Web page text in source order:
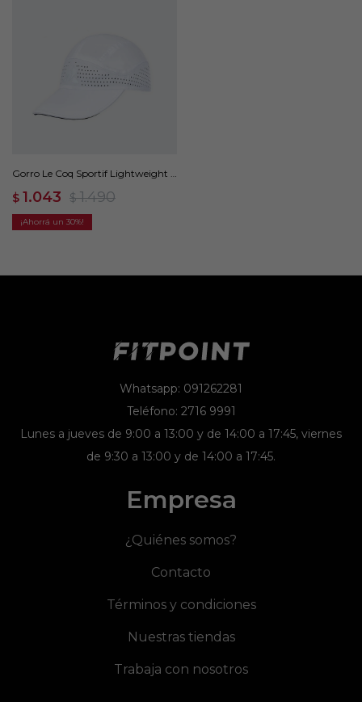
Gorro Le Coq Sportif Lightweight -
$ 1.043 $ 1.490
30
Whatsapp: 091262281
Teléfono: 2716 9991
Lunes a jueves de 9:00 a 13:00 y de 14:00 a 17:45, viernes
de 9:30 a 13:00 y de 14:00 a 17:45.
Empresa
¿Quiénes somos?
Contacto
Términos y condiciones
Nuestras tiendas
Trabaja con nosotros